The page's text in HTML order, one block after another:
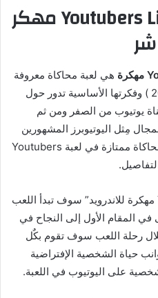
نبذة حول لعبة Youtubers Life مهكر
هي لعبة محاكاة معروفة
حول العالم تم إصدارها عام ( 2016 ) وفكرتها الأساسية تدور حول
يوتيوب من الصفر ومن ثم
مِثل اليوتيوبرز المشهورين
في المدينة وهذه العملية تتم مع محاكاة ممتازة في لعبة Youtubers
بعد “تحميل لعبة Youtubers Life مهكرة للاندرويد” سوف تبدأ اللعب
المقام الأول إلى النجاح في
رحلة اللعب سوف تقوم بكٌل
حياة الشخصية الإفتراضية
على اليوتيوب في اللعبة.